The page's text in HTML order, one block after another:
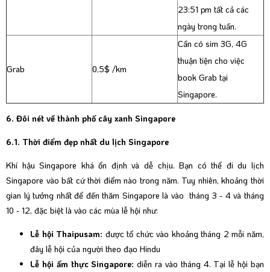
23:51 pm tất cả các
ngày trong tuần.
Grab 0,5$ /km
Cần có sim 3G, 4G
thuận tiện cho việc
book Grab tại
Singapore.
6. Đôi nét về thành phố cây xanh Singapore
6.1. Thời điểm đẹp nhất du lịch Singapore
Khí hậu Singapore khá ổn định và dễ chịu. Bạn có thể đi du lịch
Singapore vào bất cứ thời điểm nào trong năm. Tuy nhiên, khoảng thời
gian lý tưởng nhất để đến thăm Singapore là vào tháng 3 - 4 và tháng
10 - 12, đặc biệt là vào các mùa lễ hội như:
Lễ hội Thaipusam: được tổ chức vào khoảng tháng 2 mỗi năm,
đây lễ hội của người theo đạo Hindu
Lễ hội ẩm thực Singapore: diễn ra vào tháng 4. Tại lễ hội bạn